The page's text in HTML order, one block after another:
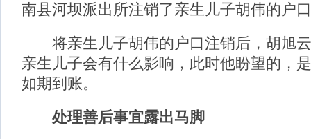
南县河坝派出所注销了亲生儿子胡伟的户
将亲生儿子胡伟的户口注销后，胡旭云
亲生儿子会有什么影响，此时他盼望的，
如期到账。
处理善后事宜露出马脚